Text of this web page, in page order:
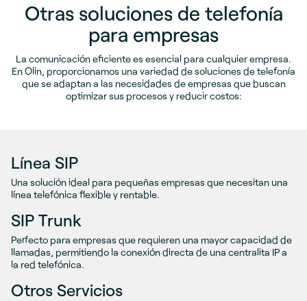
Otras soluciones de telefonía
para empresas
La comunicación eficiente es esencial para cualquier empresa.
En Olin, proporcionamos una variedad de soluciones de telefonía
que se adaptan a las necesidades de empresas que buscan
optimizar sus procesos y reducir costos:
Línea SIP
Una solución ideal para pequeñas empresas que necesitan una
línea telefónica flexible y rentable.
SIP Trunk
Perfecto para empresas que requieren una mayor capacidad de
llamadas, permitiendo la conexión directa de una centralita IP a
la red telefónica.
Otros Servicios